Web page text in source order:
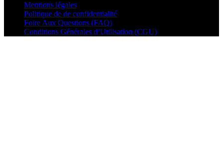
Mentions légales
Politique de de confidentialité
Foire Aux Questions (FAQ)
Conditions Générales d’Utilisation (CGU)